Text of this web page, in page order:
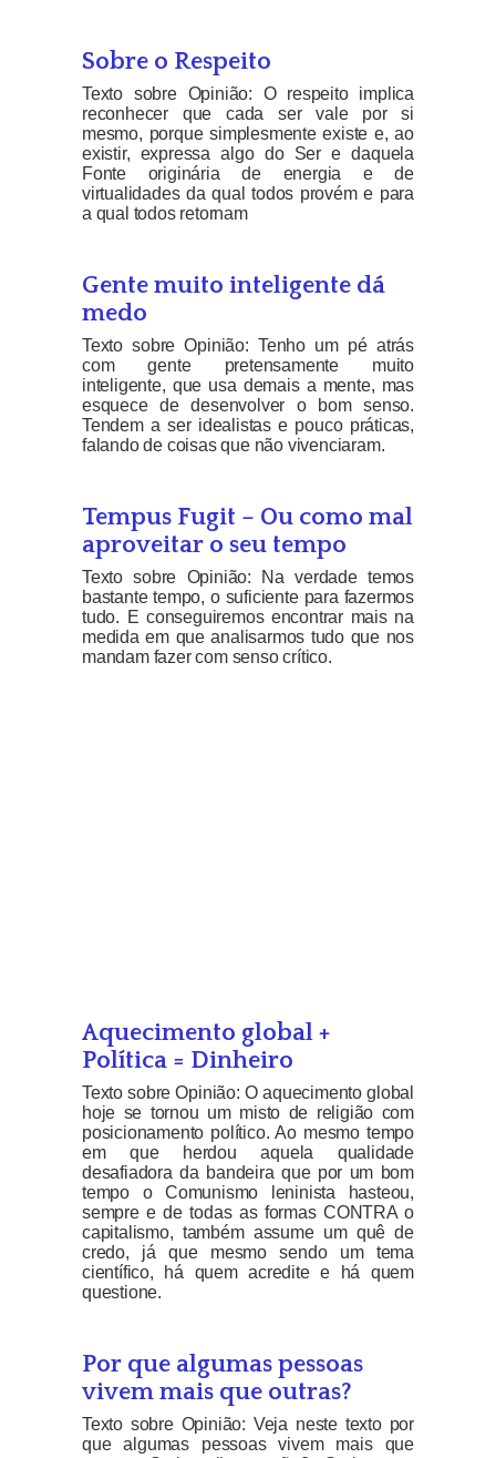
Sobre o Respeito
Texto sobre Opinião: O respeito implica
reconhecer que cada ser vale por si
mesmo, porque simplesmente existe e, ao
existir, expressa algo do Ser e daquela
Fonte originária de energia e de
virtualidades da qual todos provém e para
a qual todos retornam
Gente muito inteligente dá
medo
Texto sobre Opinião: Tenho um pé atrás
com gente pretensamente muito
inteligente, que usa demais a mente, mas
esquece de desenvolver o bom senso.
Tendem a ser idealistas e pouco práticas,
falando de coisas que não vivenciaram.
Tempus Fugit – Ou como mal
aproveitar o seu tempo
Texto sobre Opinião: Na verdade temos
bastante tempo, o suficiente para fazermos
tudo. E conseguiremos encontrar mais na
medida em que analisarmos tudo que nos
mandam fazer com senso crítico.
Aquecimento global +
Política = Dinheiro
Texto sobre Opinião: O aquecimento global
hoje se tornou um misto de religião com
posicionamento político. Ao mesmo tempo
em que herdou aquela qualidade
desafiadora da bandeira que por um bom
tempo o Comunismo leninista hasteou,
sempre e de todas as formas CONTRA o
capitalismo, também assume um quê de
credo, já que mesmo sendo um tema
científico, há quem acredite e há quem
questione.
Por que algumas pessoas
vivem mais que outras?
Texto sobre Opinião: Veja neste texto por
que algumas pessoas vivem mais que